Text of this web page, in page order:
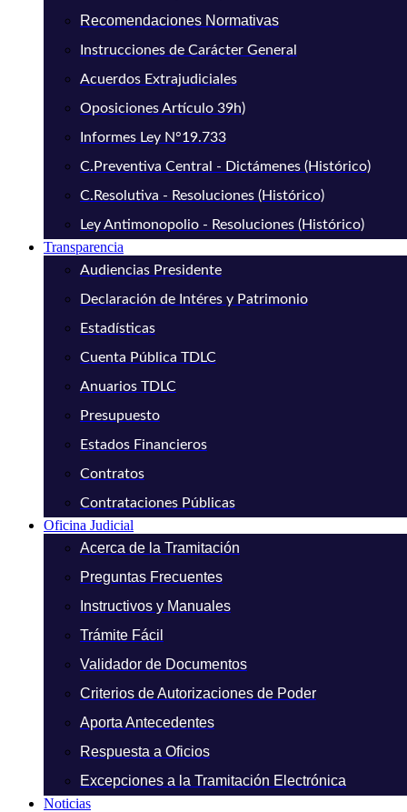
Recomendaciones Normativas
Instrucciones de Carácter General
Acuerdos Extrajudiciales
Oposiciones Artículo 39h)
Informes Ley N°19.733
C.Preventiva Central - Dictámenes (Histórico)
C.Resolutiva - Resoluciones (Histórico)
Ley Antimonopolio - Resoluciones (Histórico)
Transparencia
Audiencias Presidente
Declaración de Intéres y Patrimonio
Estadísticas
Cuenta Pública TDLC
Anuarios TDLC
Presupuesto
Estados Financieros
Contratos
Contrataciones Públicas
Oficina Judicial
Acerca de la Tramitación
Preguntas Frecuentes
Instructivos y Manuales
Trámite Fácil
Validador de Documentos
Criterios de Autorizaciones de Poder
Aporta Antecedentes
Respuesta a Oficios
Excepciones a la Tramitación Electrónica
Noticias